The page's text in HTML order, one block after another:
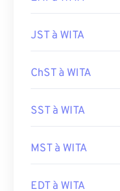
JST à WITA
ChST à WITA
SST à WITA
MST à WITA
EDT à WITA